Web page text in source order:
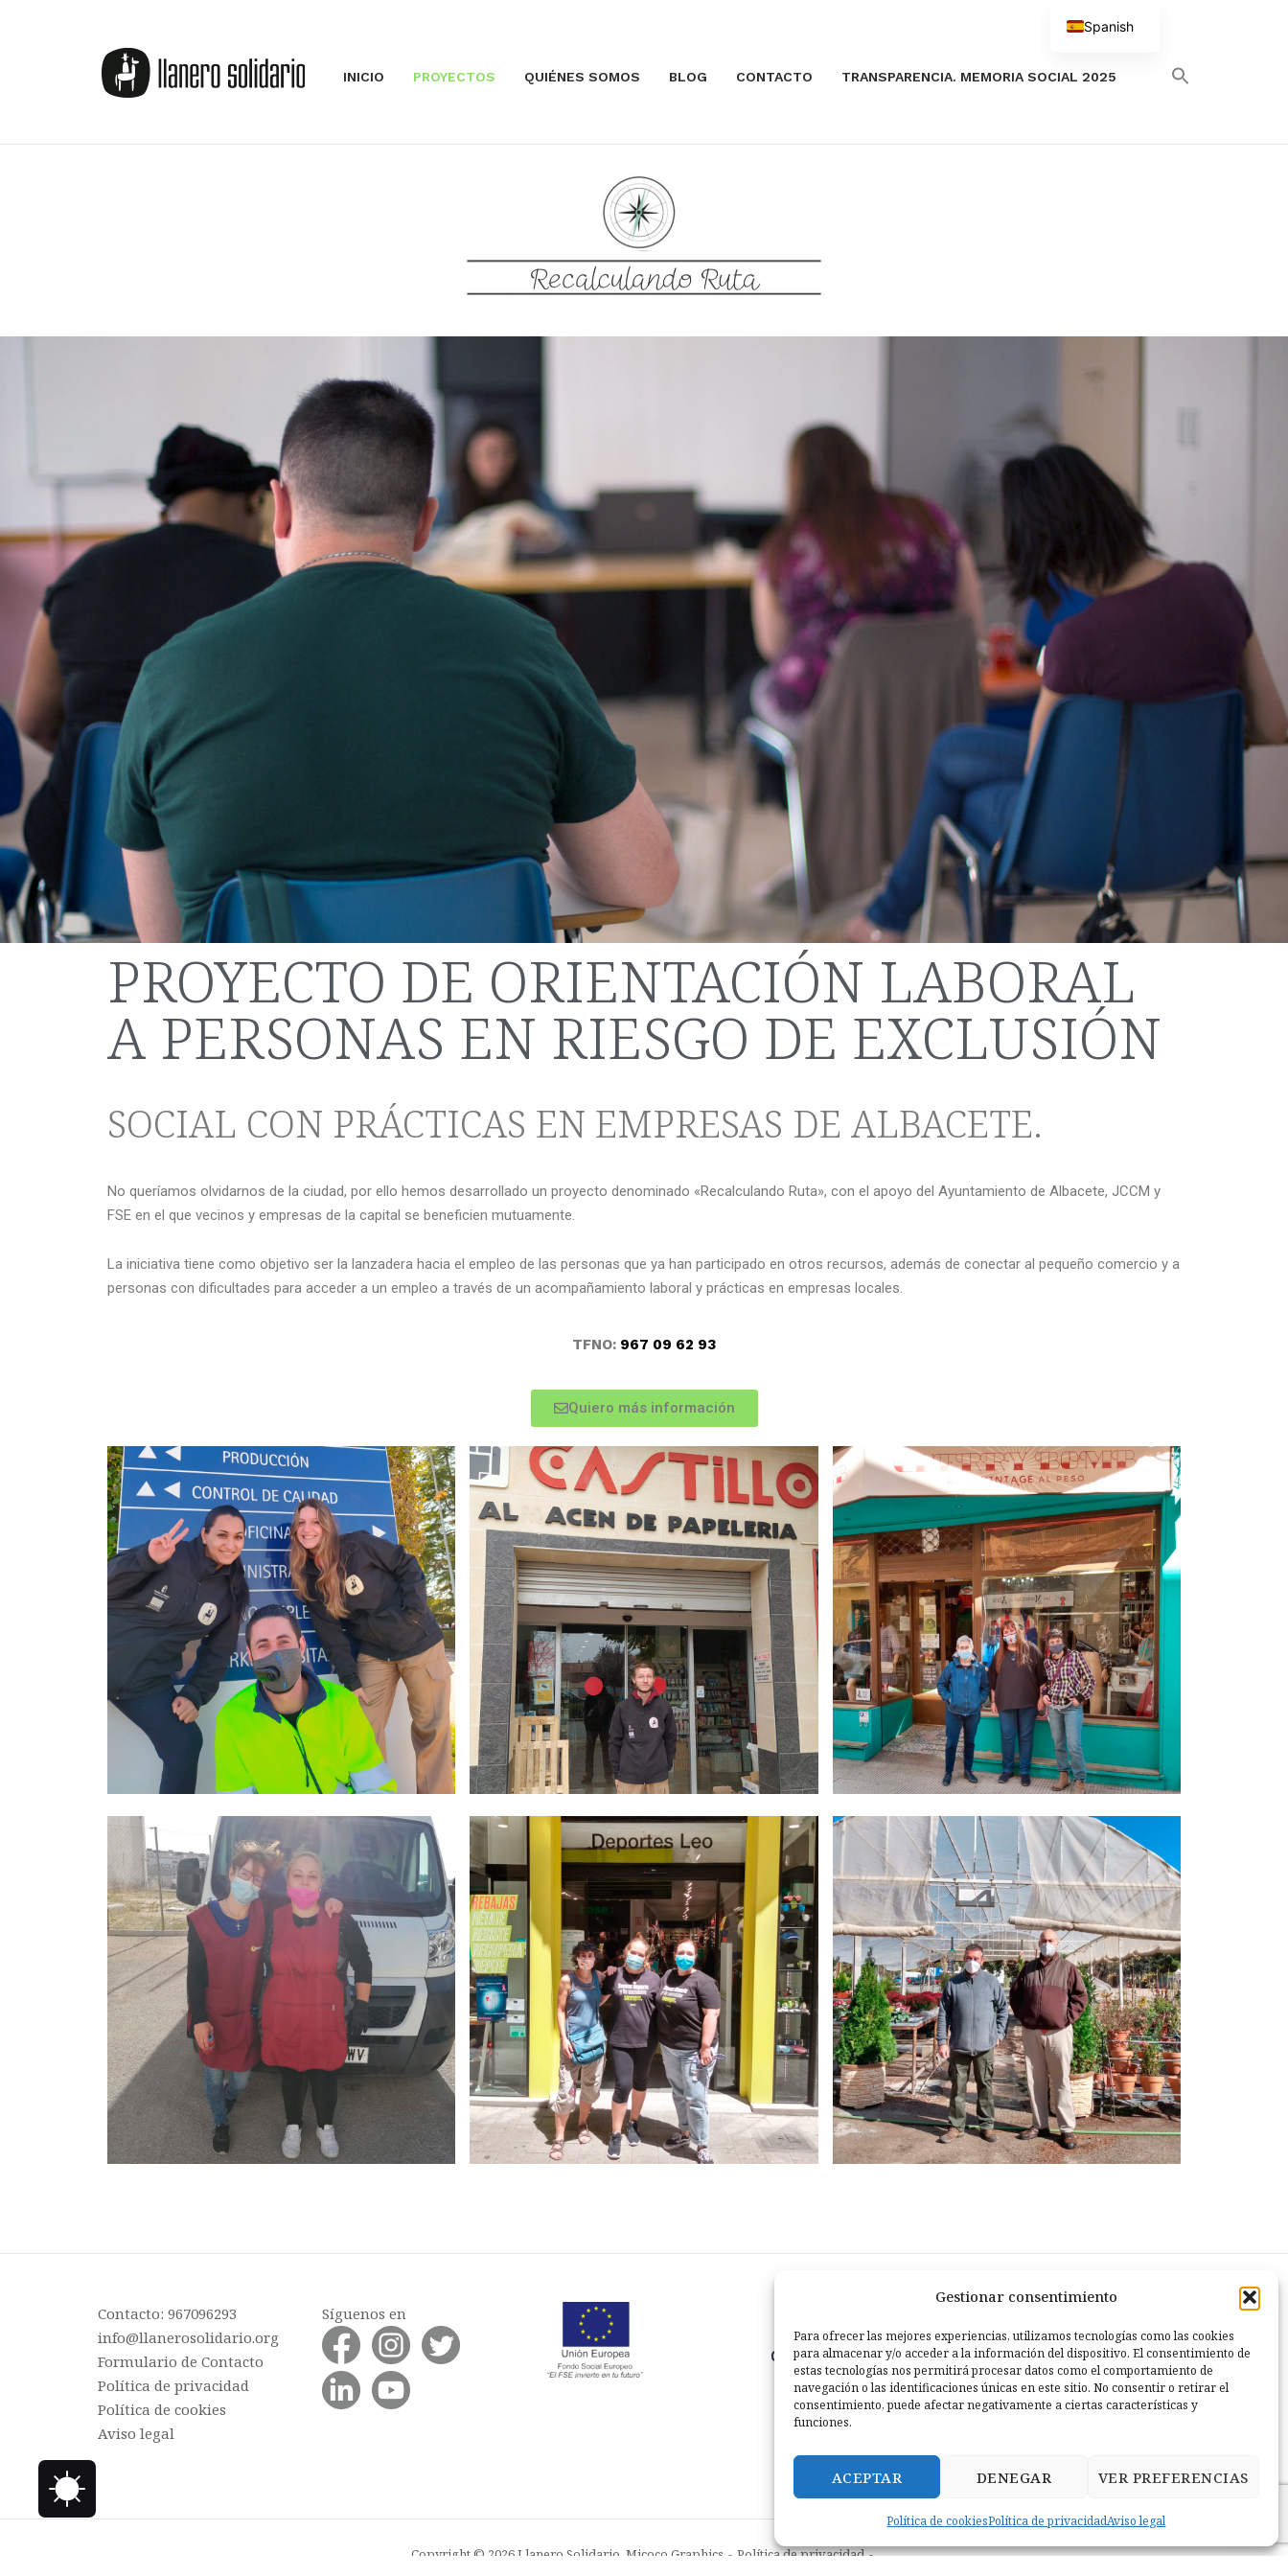
Gestionar consentimiento
Para ofrecer las mejores experiencias, utilizamos tecnologías como las cookies
para almacenar y/o acceder a la información del dispositivo. El consentimiento de
estas tecnologías nos permitirá procesar datos como el comportamiento de
navegación o las identificaciones únicas en este sitio. No consentir o retirar el
consentimiento, puede afectar negativamente a ciertas características y
funciones.
ACEPTAR DENEGAR VER PREFERENCIAS
Política de cookiesPolítica de privacidadAviso legal
INICIO PROYECTOS QUIÉNES SOMOS BLOG CONTACTO TRANSPARENCIA. MEMORIA SOCIAL 2025
PROYECTO DE ORIENTACIÓN LABORAL
A PERSONAS EN RIESGO DE EXCLUSIÓN
SOCIAL CON PRÁCTICAS EN EMPRESAS DE ALBACETE.
No queríamos olvidarnos de la ciudad, por ello hemos desarrollado un proyecto denominado «Recalculando Ruta», con el apoyo del Ayuntamiento de Albacete, JCCM y
FSE en el que vecinos y empresas de la capital se beneficien mutuamente.
La iniciativa tiene como objetivo ser la lanzadera hacia el empleo de las personas que ya han participado en otros recursos, además de conectar al pequeño comercio y a
personas con dificultades para acceder a un empleo a través de un acompañamiento laboral y prácticas en empresas locales.
TFNO: 967 09 62 93
Quiero más información
Contacto: 967096293
info@llanerosolidario.org
Formulario de Contacto
Política de privacidad
Política de cookies
Aviso legal
Síguenos en
Copyright © 2026 Llanero Solidario. Micoco Graphics Política de privacidad
Spanish